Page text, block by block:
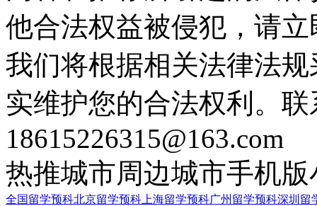
他合法权益被侵犯，请
我们将根据相关法律法
实维护您的合法权利。
18615226315@163.com
热推城市周边城市手机版
全国留学预科北京留学预科 上海留学预科广州留学预科深圳留